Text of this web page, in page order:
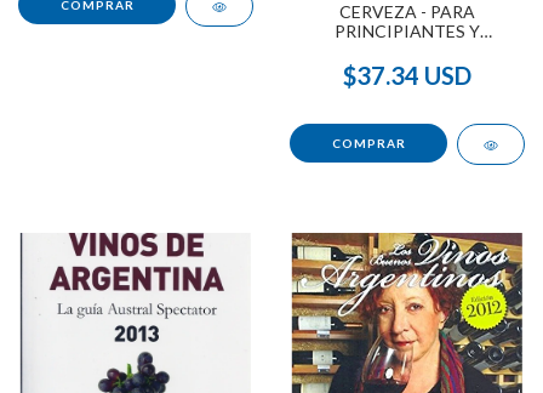
CERVEZA - PARA
PRINCIPIANTES Y
$37.34 USD